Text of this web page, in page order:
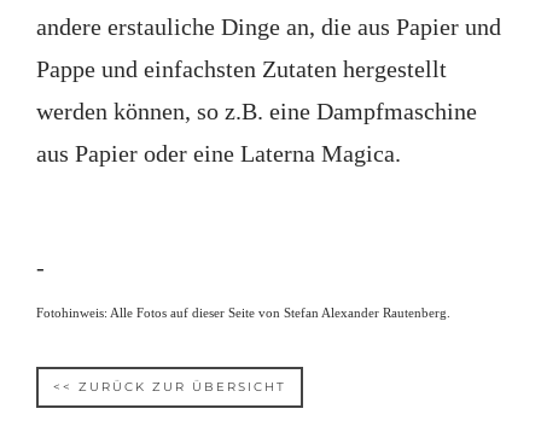
andere erstauliche Dinge an, die aus Papier und
Pappe und einfachsten Zutaten hergestellt
werden können, so z.B. eine Dampfmaschine
aus Papier oder eine Laterna Magica.
-
Fotohinweis: Alle Fotos auf dieser Seite von Stefan Alexander Rautenberg.
<< ZURÜCK ZUR ÜBERSICHT